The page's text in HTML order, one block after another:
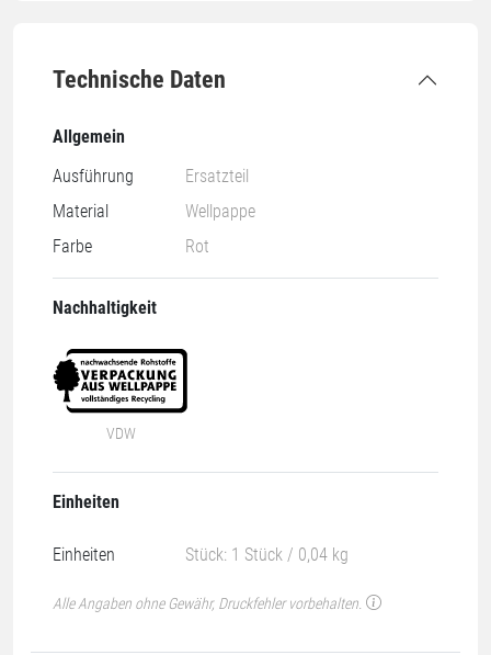
Technische Daten
Allgemein
Ausführung
Ersatzteil
Material
Wellpappe
Farbe
Rot
Nachhaltigkeit
VDW
Einheiten
Einheiten Stück: 1 Stück / 0,04 kg
Alle Angaben ohne Gewähr, Druckfehler vorbehalten.